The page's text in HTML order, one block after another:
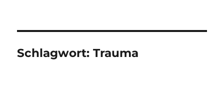
Schlagwort:Trauma